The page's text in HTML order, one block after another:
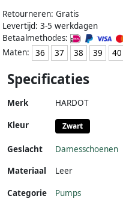
Retourneren: Gratis
Levertijd: 3-5 werkdagen
Betaalmethodes:
Maten:
36 37 38 39 40
Specificaties
Merk HARDOT
Kleur Zwart
Geslacht
Damesschoenen
Materiaal
Leer
Categorie Pumps